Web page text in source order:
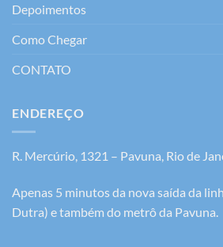
Depoimentos
Como Chegar
CONTATO
ENDEREÇO
R. Mercúrio, 1321 – Pavuna, Rio de
Apenas 5 minutos da nova saída da
Dutra) e também do metrô da Pavuna.